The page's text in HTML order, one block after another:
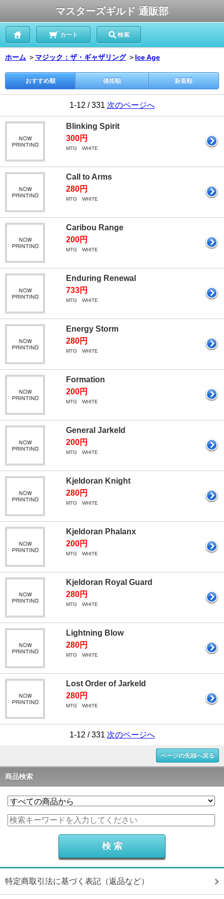
マスターズギルド 通販部
カート 検索
ホーム ＞ マジック：ザ・ギャザリング ＞ Ice Age
おすすめ順 価格順 新着順
1-12 / 331 次のページへ
Blinking Spirit
300円
MTG WHITE
Call to Arms
280円
MTG WHITE
Caribou Range
200円
MTG WHITE
Enduring Renewal
733円
MTG WHITE
Energy Storm
280円
MTG WHITE
Formation
200円
MTG WHITE
General Jarkeld
200円
MTG WHITE
Kjeldoran Knight
280円
MTG WHITE
Kjeldoran Phalanx
200円
MTG WHITE
Kjeldoran Royal Guard
280円
MTG WHITE
Lightning Blow
280円
MTG WHITE
Lost Order of Jarkeld
280円
MTG WHITE
1-12 / 331 次のページへ
ページの先頭へ戻る
商品検索
特定商取引法に基づく表記（返品など）